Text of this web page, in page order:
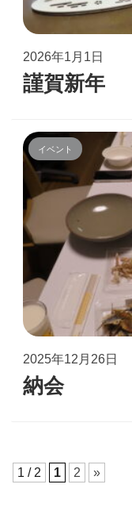
2026年1月1日
謹賀新年
イベント
2025年12月26日
納会
1 / 2 1 2 »